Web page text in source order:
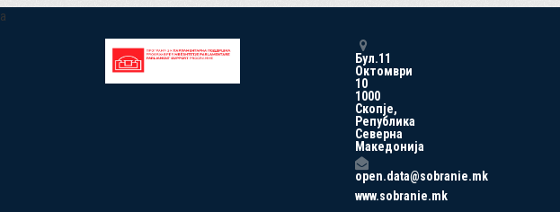
a
Бул.11
Октомври
10
1000
Скопје,
Република
Северна
Македонија
open.data@sobranie.mk
www.sobranie.mk